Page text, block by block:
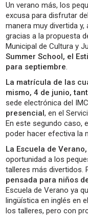
Un verano más, los
excusa para disfrutar
manera muy divertida
gracias a la propuesta
Municipal de Cultura y
Summer School, el
para septiembre.
La matrícula de las
mismo, 4 de junio,
sede electrónica del
presencial, en el
En este segundo caso,
poder hacer efectiva la
La Escuela de
oportunidad a los
talleres más divertidos.
pensada para niños
Escuela de Verano ya
lingüística en inglés en
los talleres, pero con